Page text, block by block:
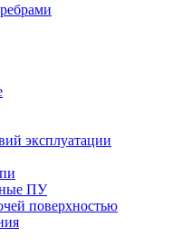
эксплуатации
ПУ
поверхностью